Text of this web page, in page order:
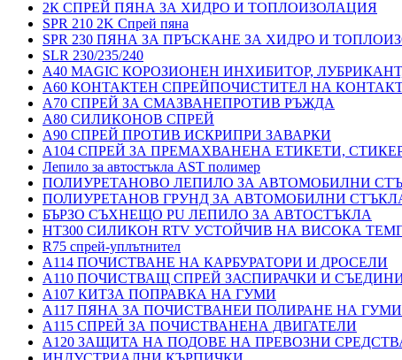
2К СПРЕЙ ПЯНА ЗА ХИДРО И ТОПЛОИЗОЛАЦИЯ
SPR 210 2K Спрей пяна
SPR 230 ПЯНА ЗА ПРЪСКАНЕ ЗА ХИДРО И
SLR 230/235/240
A40 MAGIC КОРОЗИОНЕН ИНХИБИТОР,
A60 КОНТАКТЕН СПРЕЙПОЧИСТИТЕЛ НА
A70 СПРЕЙ ЗА СМАЗВАНЕПРОТИВ РЪЖДА
A80 СИЛИКОНОВ СПРЕЙ
A90 СПРЕЙ ПРОТИВ ИСКРИПРИ ЗАВАРКИ
A104 СПРЕЙ ЗА ПРЕМАХВАНЕНА ЕТИКЕТИ,
Лепило за автостъкла AST полимер
ПОЛИУРЕТАНОВО ЛЕПИЛО ЗА АВТОМОБИЛНИ
ПОЛИУРЕТАНОВ ГРУНД ЗА АВТОМОБИЛНИ
БЪРЗО СЪХНЕЩО PU ЛЕПИЛО ЗА АВТОСТЪКЛА
HT300 СИЛИКОН RTV УСТОЙЧИВ НА ВИСОКА
R75 спрей-уплътнител
A114 ПОЧИСТВАНЕ НА КАРБУРАТОРИ И ДРОСЕЛИ
A110 ПОЧИСТВАЩ СПРЕЙ ЗАСПИРАЧКИ И
A107 КИТЗА ПОПРАВКА НА ГУМИ
A117 ПЯНА ЗА ПОЧИСТВАНЕИ ПОЛИРАНЕ НА ГУМИ
A115 СПРЕЙ ЗА ПОЧИСТВАНЕНА ДВИГАТЕЛИ
A120 ЗАЩИТА НА ПОДОВЕ НА ПРЕВОЗНИ